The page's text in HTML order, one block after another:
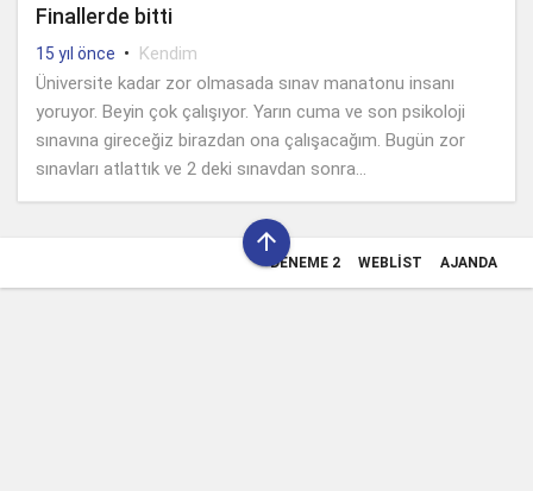
Finallerde bitti
15 yıl önce • Kendim
Üniversite kadar zor olmasada sınav manatonu insanı
yoruyor. Beyin çok çalışıyor. Yarın cuma ve son psikoloji
sınavına gireceğiz birazdan ona çalışacağım. Bugün zor
sınavları atlattık ve 2 deki sınavdan sonra...

DENEME 2 WEBLIST AJANDA